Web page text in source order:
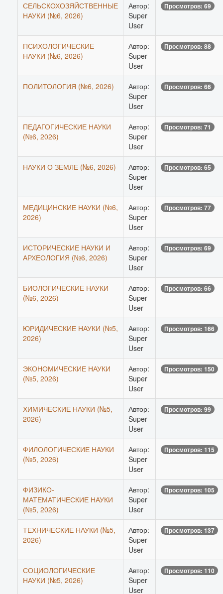
СЕЛЬСКОХОЗЯЙСТВЕННЫЕ
НАУКИ (№6, 2026)
Автор:
Super
User
Просмотров: 69
ПСИХОЛОГИЧЕСКИЕ
НАУКИ (№6, 2026)
Автор:
Super
User
Просмотров: 88
ПОЛИТОЛОГИЯ (№6, 2026)
Автор:
Super
User
Просмотров: 66
ПЕДАГОГИЧЕСКИЕ НАУКИ
(№6, 2026)
Автор:
Super
User
Просмотров: 71
НАУКИ О ЗЕМЛЕ (№6, 2026)
Автор:
Super
User
Просмотров: 65
МЕДИЦИНСКИЕ НАУКИ (№6,
2026)
Автор:
Super
User
Просмотров: 77
ИСТОРИЧЕСКИЕ НАУКИ И
АРХЕОЛОГИЯ (№6, 2026)
Автор:
Super
User
Просмотров: 69
БИОЛОГИЧЕСКИЕ НАУКИ
(№6, 2026)
Автор:
Super
User
Просмотров: 66
ЮРИДИЧЕСКИЕ НАУКИ (№5,
2026)
Автор:
Super
User
Просмотров: 166
ЭКОНОМИЧЕСКИЕ НАУКИ
(№5, 2026)
Автор:
Super
User
Просмотров: 150
ХИМИЧЕСКИЕ НАУКИ (№5,
2026)
Автор:
Super
User
Просмотров: 99
ФИЛОЛОГИЧЕСКИЕ НАУКИ
(№5, 2026)
Автор:
Super
User
Просмотров: 115
ФИЗИКО-
МАТЕМАТИЧЕСКИЕ НАУКИ
(№5, 2026)
Автор:
Super
User
Просмотров: 105
ТЕХНИЧЕСКИЕ НАУКИ (№5,
2026)
Автор:
Super
User
Просмотров: 137
СОЦИОЛОГИЧЕСКИЕ
НАУКИ (№5, 2026)
Автор:
Super
User
Просмотров: 110